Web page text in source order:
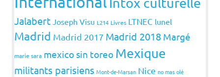
Jalabert Joseph Visu L214 Livres LTNEC lunel
Madrid Madrid 2017 Madrid 2018 Margé
marie sara mexico sin toreo Mexique
militants parisiens Mont-de-Marsan Nice no mas olé